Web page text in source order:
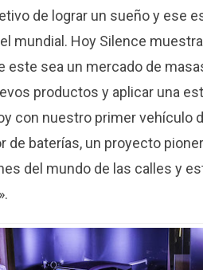
de lograr un sueño y ese
mundial. Hoy Silence
este sea un mercado de
productos y aplicar una
con nuestro primer vehículo
de baterías, un proyecto
del mundo de las calles y